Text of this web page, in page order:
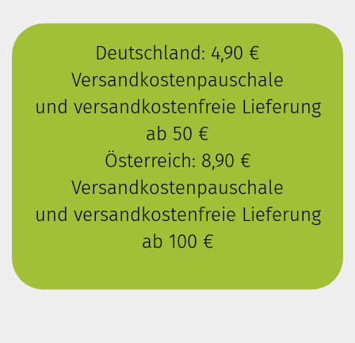
Deutschland: 4,90 €
Versandkostenpauschale
und versandkostenfreie Lieferung
ab 50 €
Österreich: 8,90 €
Versandkostenpauschale
und versandkostenfreie Lieferung
ab 100 €